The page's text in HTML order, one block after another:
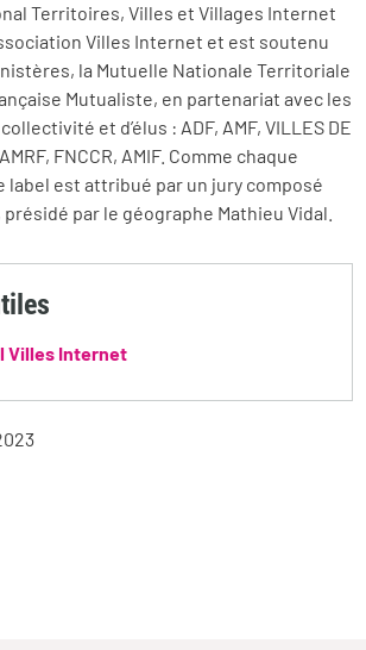
Territoires, Villes et Villages Internet
Villes Internet et est soutenu
la Mutuelle Nationale Territoriale
Mutualiste, en partenariat avec les
et d’élus : ADF, AMF, VILLES DE
FNCCR, AMIF. Comme chaque
label est attribué par un jury composé
par le géographe Mathieu Vidal.
Villes Internet